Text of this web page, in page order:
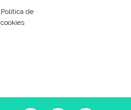
Depilación
Política de
cookies